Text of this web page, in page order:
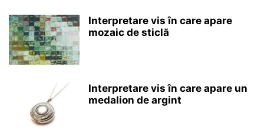
Interpretare vis în care apare
mozaic de sticlă
Interpretare vis în care apare un
medalion de argint